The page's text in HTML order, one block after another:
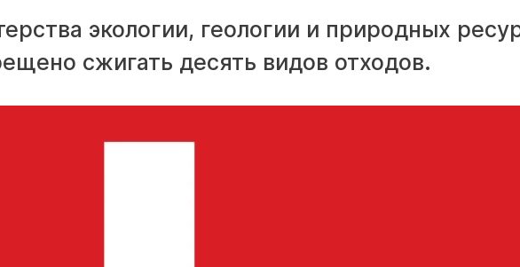
экологии, геологии и природных
сжигать десять видов отходов.